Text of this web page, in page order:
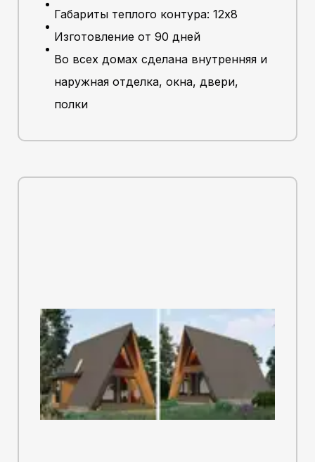
Габариты теплого контура: 12х8
Изготовление от 90 дней
Во всех домах сделана внутренняя и
наружная отделка, окна, двери,
полки